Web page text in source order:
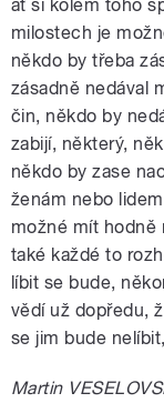
ať si kolem toho
milostech je
někdo by třeba
zásadně nedával
čin, někdo by
zabijí, některý,
někdo by zase
ženám nebo
možné mít hodně
také každé to
líbit se bude,
vědí už dopředu,
se jim bude
Martin